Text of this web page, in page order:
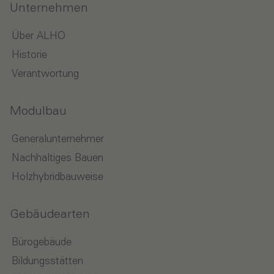
Unternehmen
Über ALHO
Historie
Verantwortung
Modulbau
Generalunternehmer
Nachhaltiges Bauen
Holzhybridbauweise
Gebäudearten
Bürogebäude
Bildungsstätten